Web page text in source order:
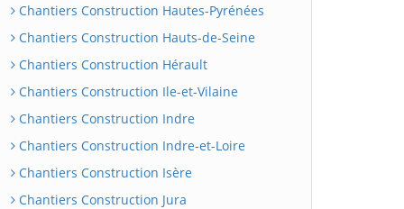
Chantiers Construction Hautes-Pyrénées
Chantiers Construction Hauts-de-Seine
Chantiers Construction Hérault
Chantiers Construction Ile-et-Vilaine
Chantiers Construction Indre
Chantiers Construction Indre-et-Loire
Chantiers Construction Isère
Chantiers Construction Jura